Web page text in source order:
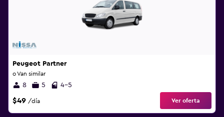
Peugeot Partner
o Van similar
8 5 4-5
$49 /día Ver oferta